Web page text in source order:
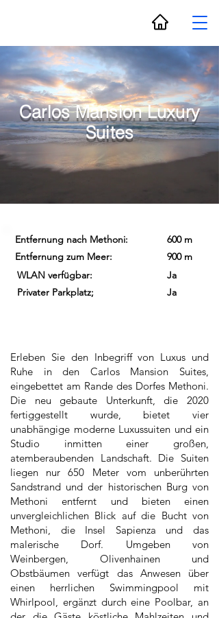
Carlos Mansion Luxury
Suites
Privater Parkplatz; Ja
WLAN verfügbar: Ja
Entfernung zum Meer: 900 m
Entfernung nach Methoni: 600 m
Erleben Sie den Inbegriff von Luxus und
Ruhe in den Carlos Mansion Suites,
eingebettet am Rande des Dorfes Methoni.
Die neu gebaute Unterkunft, die 2020
fertiggestellt wurde, bietet vier
unabhängige moderne Luxussuiten und ein
Studio inmitten einer großen,
atemberaubenden Landschaft. Die Suiten
liegen nur 650 Meter vom unberührten
Sandstrand und der historischen Burg von
Methoni entfernt und bieten einen
unvergleichlichen Blick auf die Bucht von
Methoni, die Insel Sapienza und das
malerische Dorf. Umgeben von
Weinbergen, Olivenhainen und
Obstbäumen verfügt das Anwesen über
einen herrlichen Swimmingpool mit
Whirlpool, ergänzt durch eine Poolbar, an